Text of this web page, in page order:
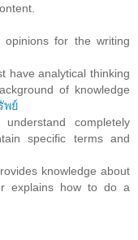
for the writing
have analytical thinking
of knowledge
พย์
completely
specific terms and
knowledge about
explains how to do a